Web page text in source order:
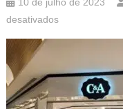
desativadosem